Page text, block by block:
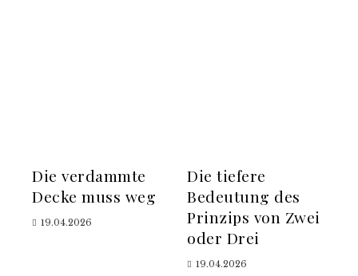
Die verdammte
Decke muss weg
19.04.2026
Die tiefere
Bedeutung des
Prinzips von Zwei
oder Drei
19.04.2026